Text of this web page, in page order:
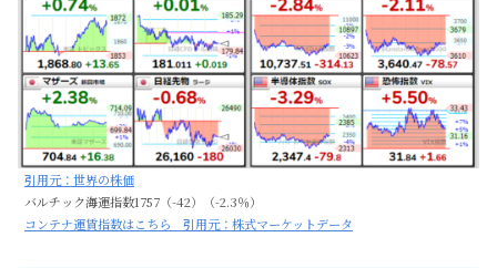
引用元：世界の株価
バルチック海運指数1757（-42）（-2.3％）
コンテナ運賃指数はこちら 引用元：株式マーケットデータ